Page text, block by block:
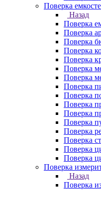
Поверка
Назад
Поверка
Поверка
Поверка
Поверка
Поверка
Поверка
Поверка
Поверка
Поверка
Поверка
Поверка
Поверка
Поверка
Поверка
Поверка
Поверка
Поверка
Назад
Поверка